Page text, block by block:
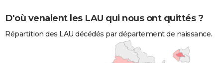
D'où venaient les LAU qui nous ont quittés ?
Répartition des LAU décédés par département de naissance.